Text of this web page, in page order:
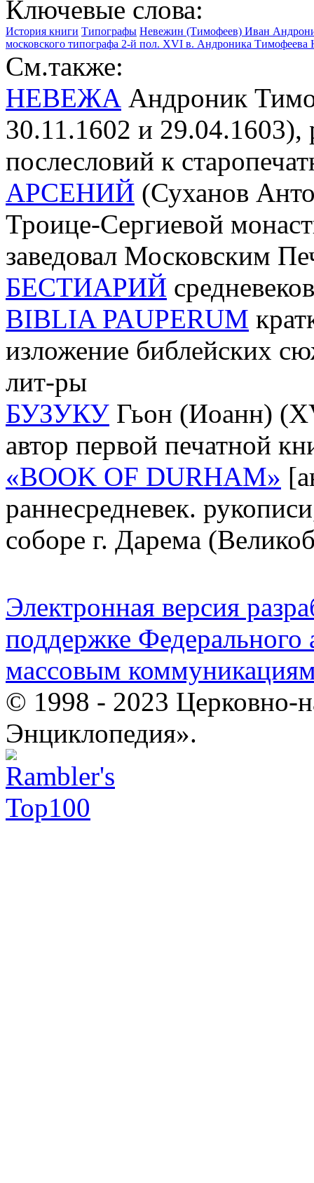
Ключевые слова:
История книги Типографы Невежин (Тимофеев) Иван
московского типографа 2-й пол. XVI в. Андроника Тимофеева
См.также:
НЕВЕЖА Андроник
30.11.1602 и 29.04.1603),
послесловий к
АРСЕНИЙ (Суханов
Троице-Сергиевой
заведовал Московским
БЕСТИАРИЙ
BIBLIA PAUPERUM
изложение библейских
лит-ры
БУЗУКУ Гьон (Иоанн)
автор первой печатной
«BOOK OF DURHAM»
раннесредневек.
соборе г. Дарема
Электронная версия
поддержке Федерального
массовым
© 1998 - 2023 Церковно-
Энциклопедия».